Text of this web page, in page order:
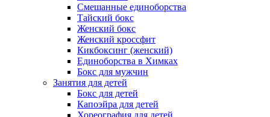
Смешанные единоборства
Тайский бокс
Женский бокс
Женский кроссфит
Кикбоксинг (женский)
Единоборства в Химках
Бокс для мужчин
Занятия для детей
Бокс для детей
Капоэйра для детей